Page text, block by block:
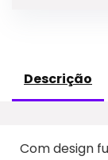
Descrição
Com design